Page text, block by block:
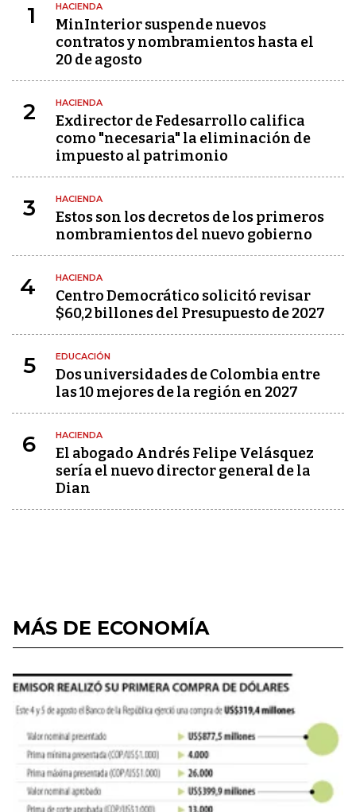
1 HACIENDA
MinInterior suspende nuevos
contratos y nombramientos hasta el
20 de agosto
2 HACIENDA
Exdirector de Fedesarrollo califica
como "necesaria" la eliminación de
impuesto al patrimonio
3 HACIENDA
Estos son los decretos de los primeros
nombramientos del nuevo gobierno
4 HACIENDA
Centro Democrático solicitó revisar
$60,2 billones del Presupuesto de 2027
5 EDUCACIÓN
Dos universidades de Colombia entre
las 10 mejores de la región en 2027
6 HACIENDA
El abogado Andrés Felipe Velásquez
sería el nuevo director general de la
Dian
MÁS DE ECONOMÍA